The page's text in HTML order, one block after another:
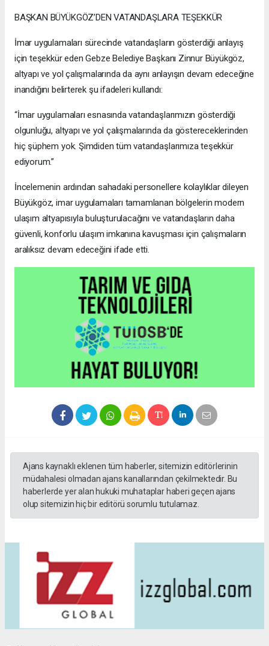
BAŞKAN BÜYÜKGÖZ’DEN VATANDAŞLARA TEŞEKKÜR
İmar uygulamaları sürecinde vatandaşların gösterdiği anlayış
için teşekkür eden Gebze Belediye Başkanı Zinnur Büyükgöz,
altyapı ve yol çalışmalarında da aynı anlayışın devam edeceğine
inandığını belirterek şu ifadeleri kullandı:
“İmar uygulamaları esnasında vatandaşlarımızın gösterdiği
olgunluğu, altyapı ve yol çalışmalarında da göstereceklerinden
hiç şüphem yok. Şimdiden tüm vatandaşlarımıza teşekkür
ediyorum.”
İncelemenin ardından sahadaki personellere kolaylıklar dileyen
Büyükgöz, imar uygulamaları tamamlanan bölgelerin modern
ulaşım altyapısıyla buluşturulacağını ve vatandaşların daha
güvenli, konforlu ulaşım imkanına kavuşması için çalışmaların
aralıksız devam edeceğini ifade etti.
Ajans kaynaklı eklenen tüm haberler, sitemizin editörlerinin
müdahalesi olmadan ajans kanallarından çekilmektedir. Bu
haberlerde yer alan hukuki muhataplar haberi geçen ajans
olup sitemizin hiç bir editörü sorumlu tutulamaz.